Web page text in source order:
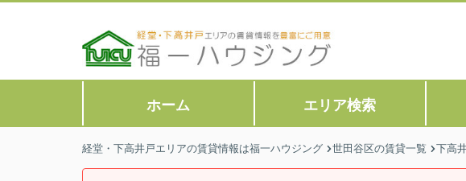
ホーム エリア検索
経堂・下高井戸エリアの賃貸情報は福一ハウジング 世田谷区の賃貸一覧 下高